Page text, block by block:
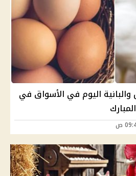
والبانية اليوم في الأسواق في